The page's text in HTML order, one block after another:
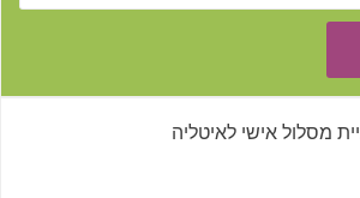
מסלול אישי לאיטליה